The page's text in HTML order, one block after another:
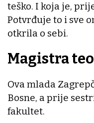
teško. I koja je,
Potvrđuje to i sve
otkrila o sebi.
Magistra
Ova mlada
Bosne, a prije
fakultet.